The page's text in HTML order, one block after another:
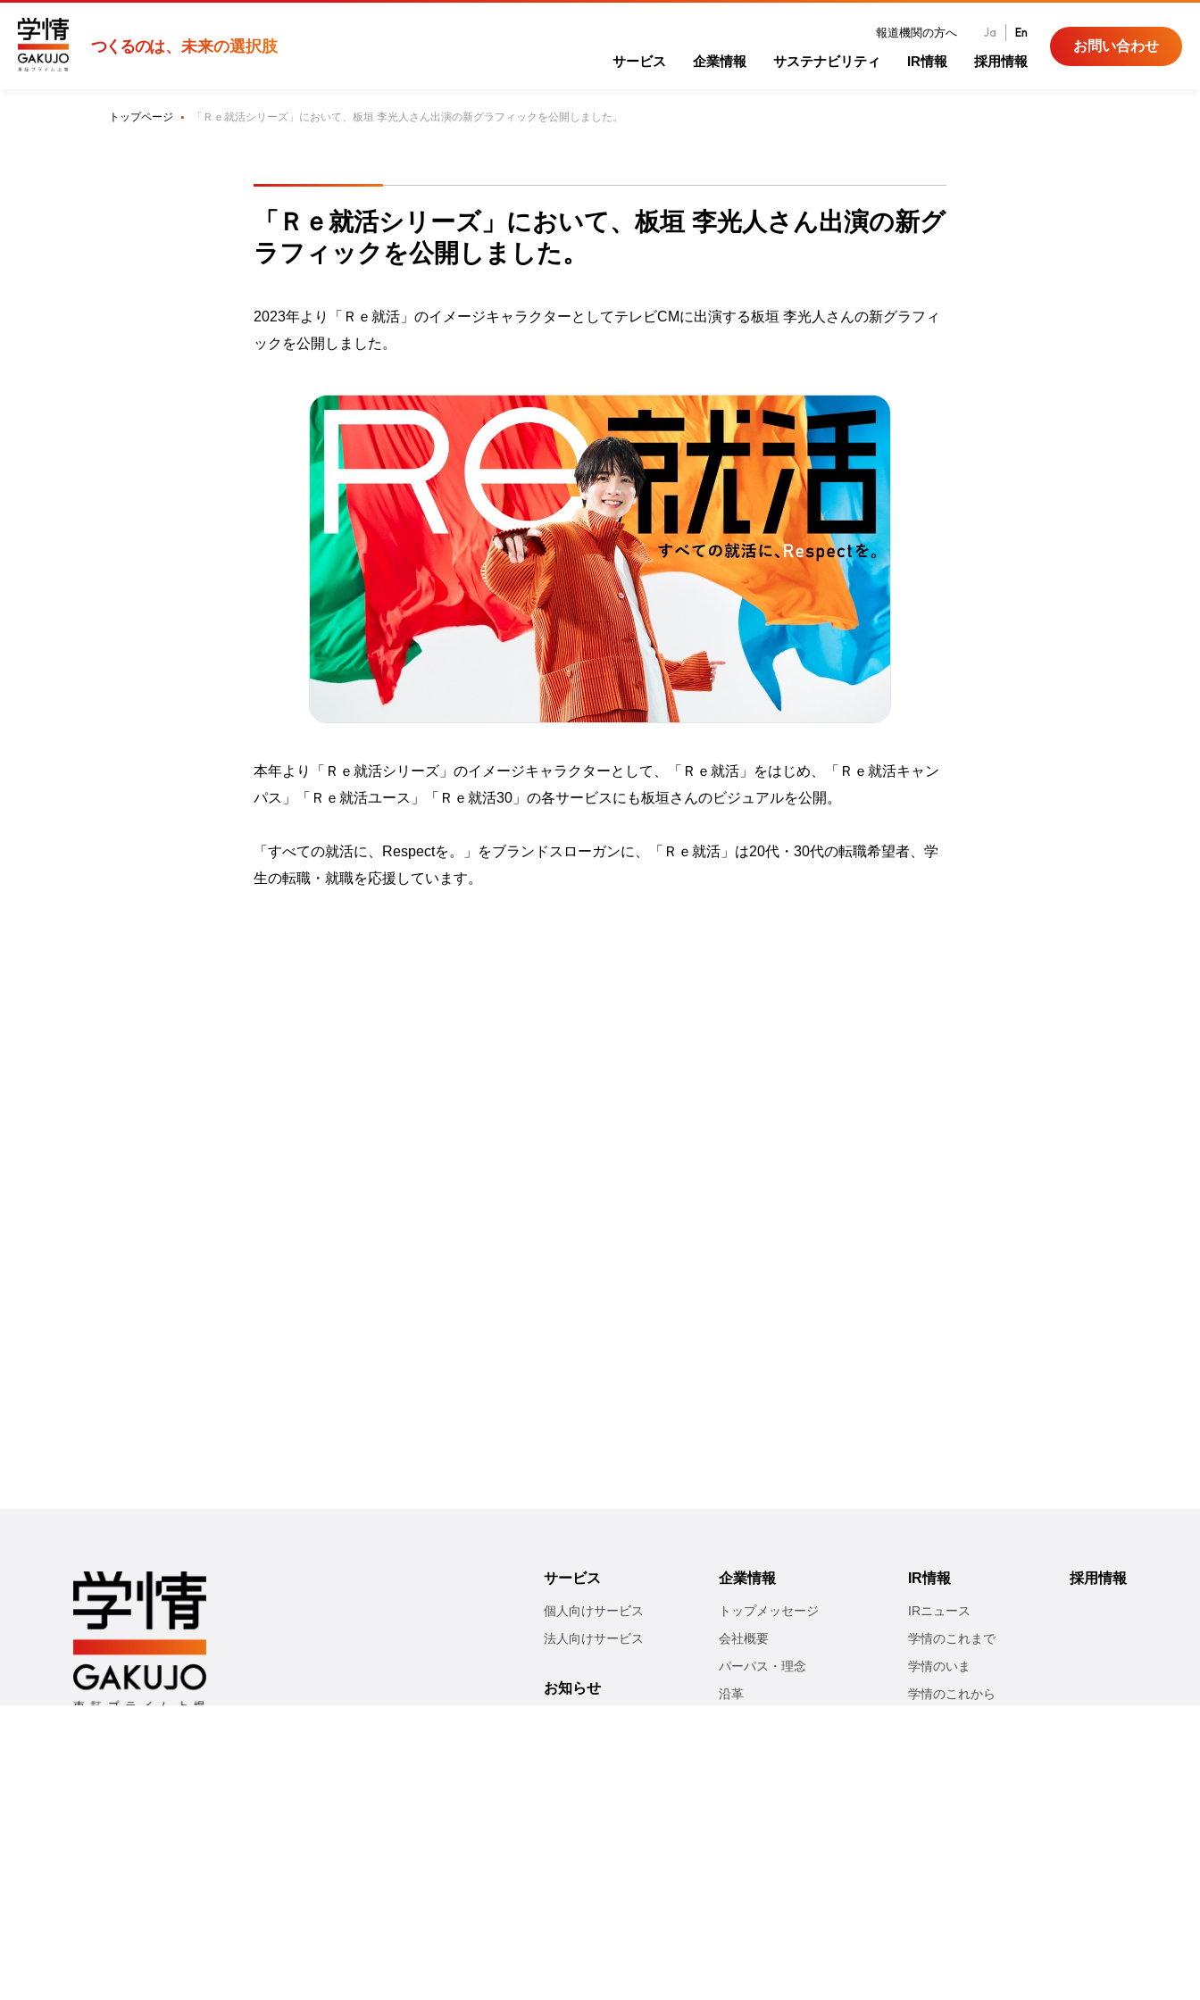
つくるのは、未来の選択肢
報道機関の方へ Ja En
サービス 企業情報 サステナビリティ IR情報 採用情報
お問い合わせ
トップページ 「Ｒｅ就活シリーズ」において、板垣 李光人さん出演の新グラフィックを公開しました。
「Ｒｅ就活シリーズ」において、板垣 李光人さん出演の新グ
ラフィックを公開しました。
2023年より「Ｒｅ就活」のイメージキャラクターとしてテレビCMに出演する板垣 李光人さんの新グラフィ
ックを公開しました。
本年より「Ｒｅ就活シリーズ」のイメージキャラクターとして、「Ｒｅ就活」をはじめ、「Ｒｅ就活キャン
パス」「Ｒｅ就活ユース」「Ｒｅ就活30 」の各サービスにも板垣さんのビジュアルを公開。
「すべての就活に、 Respectを。」をブランドスローガンに、「Ｒｅ就活」は20代・ 30代の転職希望者、学
生の転職・就職を応援しています。
サービス
個人向けサービス
法人向けサービス
お知らせ
企業情報
トップメッセージ
会社概要
パーパス・理念
沿革
IR情報
IRニュース
学情のこれまで
学情のいま
学情のこれから
採用情報